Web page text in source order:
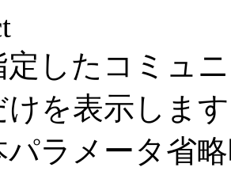
定したコミュ
けを表示しま
パラメータ省